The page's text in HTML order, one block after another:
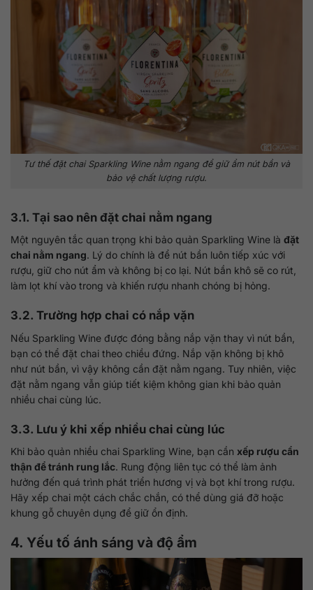
Tư thế đặt chai Sparkling Wine nằm ngang để giữ ẩm nút bần và
bảo vệ chất lượng rượu.
3.1. Tại sao nên đặt chai nằm ngang
Một nguyên tắc quan trọng khi bảo quản Sparkling Wine là đặt
chai nằm ngang. Lý do chính là để nút bần luôn tiếp xúc với
rượu, giữ cho nút ẩm và không bị co lại. Nút bần khô sẽ co rút,
làm lọt khí vào trong và khiến rượu nhanh chóng bị hỏng.
3.2. Trường hợp chai có nắp vặn
Nếu Sparkling Wine được đóng bằng nắp vặn thay vì nút bần,
bạn có thể đặt chai theo chiều đứng. Nắp vặn không bị khô
như nút bần, vì vậy không cần đặt nằm ngang. Tuy nhiên, việc
đặt nằm ngang vẫn giúp tiết kiệm không gian khi bảo quản
nhiều chai cùng lúc.
3.3. Lưu ý khi xếp nhiều chai cùng lúc
Khi bảo quản nhiều chai Sparkling Wine, bạn cần xếp rượu cẩn
thận để tránh rung lắc. Rung động liên tục có thể làm ảnh
hưởng đến quá trình phát triển hương vị và bọt khí trong rượu.
Hãy xếp chai một cách chắc chắn, có thể dùng giá đỡ hoặc
khung gỗ chuyên dụng để giữ ổn định.
4. Yếu tố ánh sáng và độ ẩm